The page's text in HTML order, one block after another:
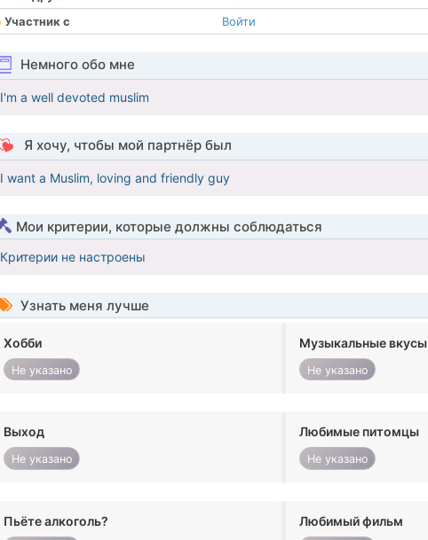
Участник с
Войти
Немного обо мне
I'm a well devoted muslim
Я хочу, чтобы мой партнёр был
I want a Muslim, loving and friendly guy
Мои критерии, которые должны соблюдаться
Критерии не настроены
Узнать меня лучше
Хобби
Не указано
Музыкальные вкусы
Не указано
Выход
Не указано
Любимые питомцы
Не указано
Пьёте алкоголь? Любимый фильм